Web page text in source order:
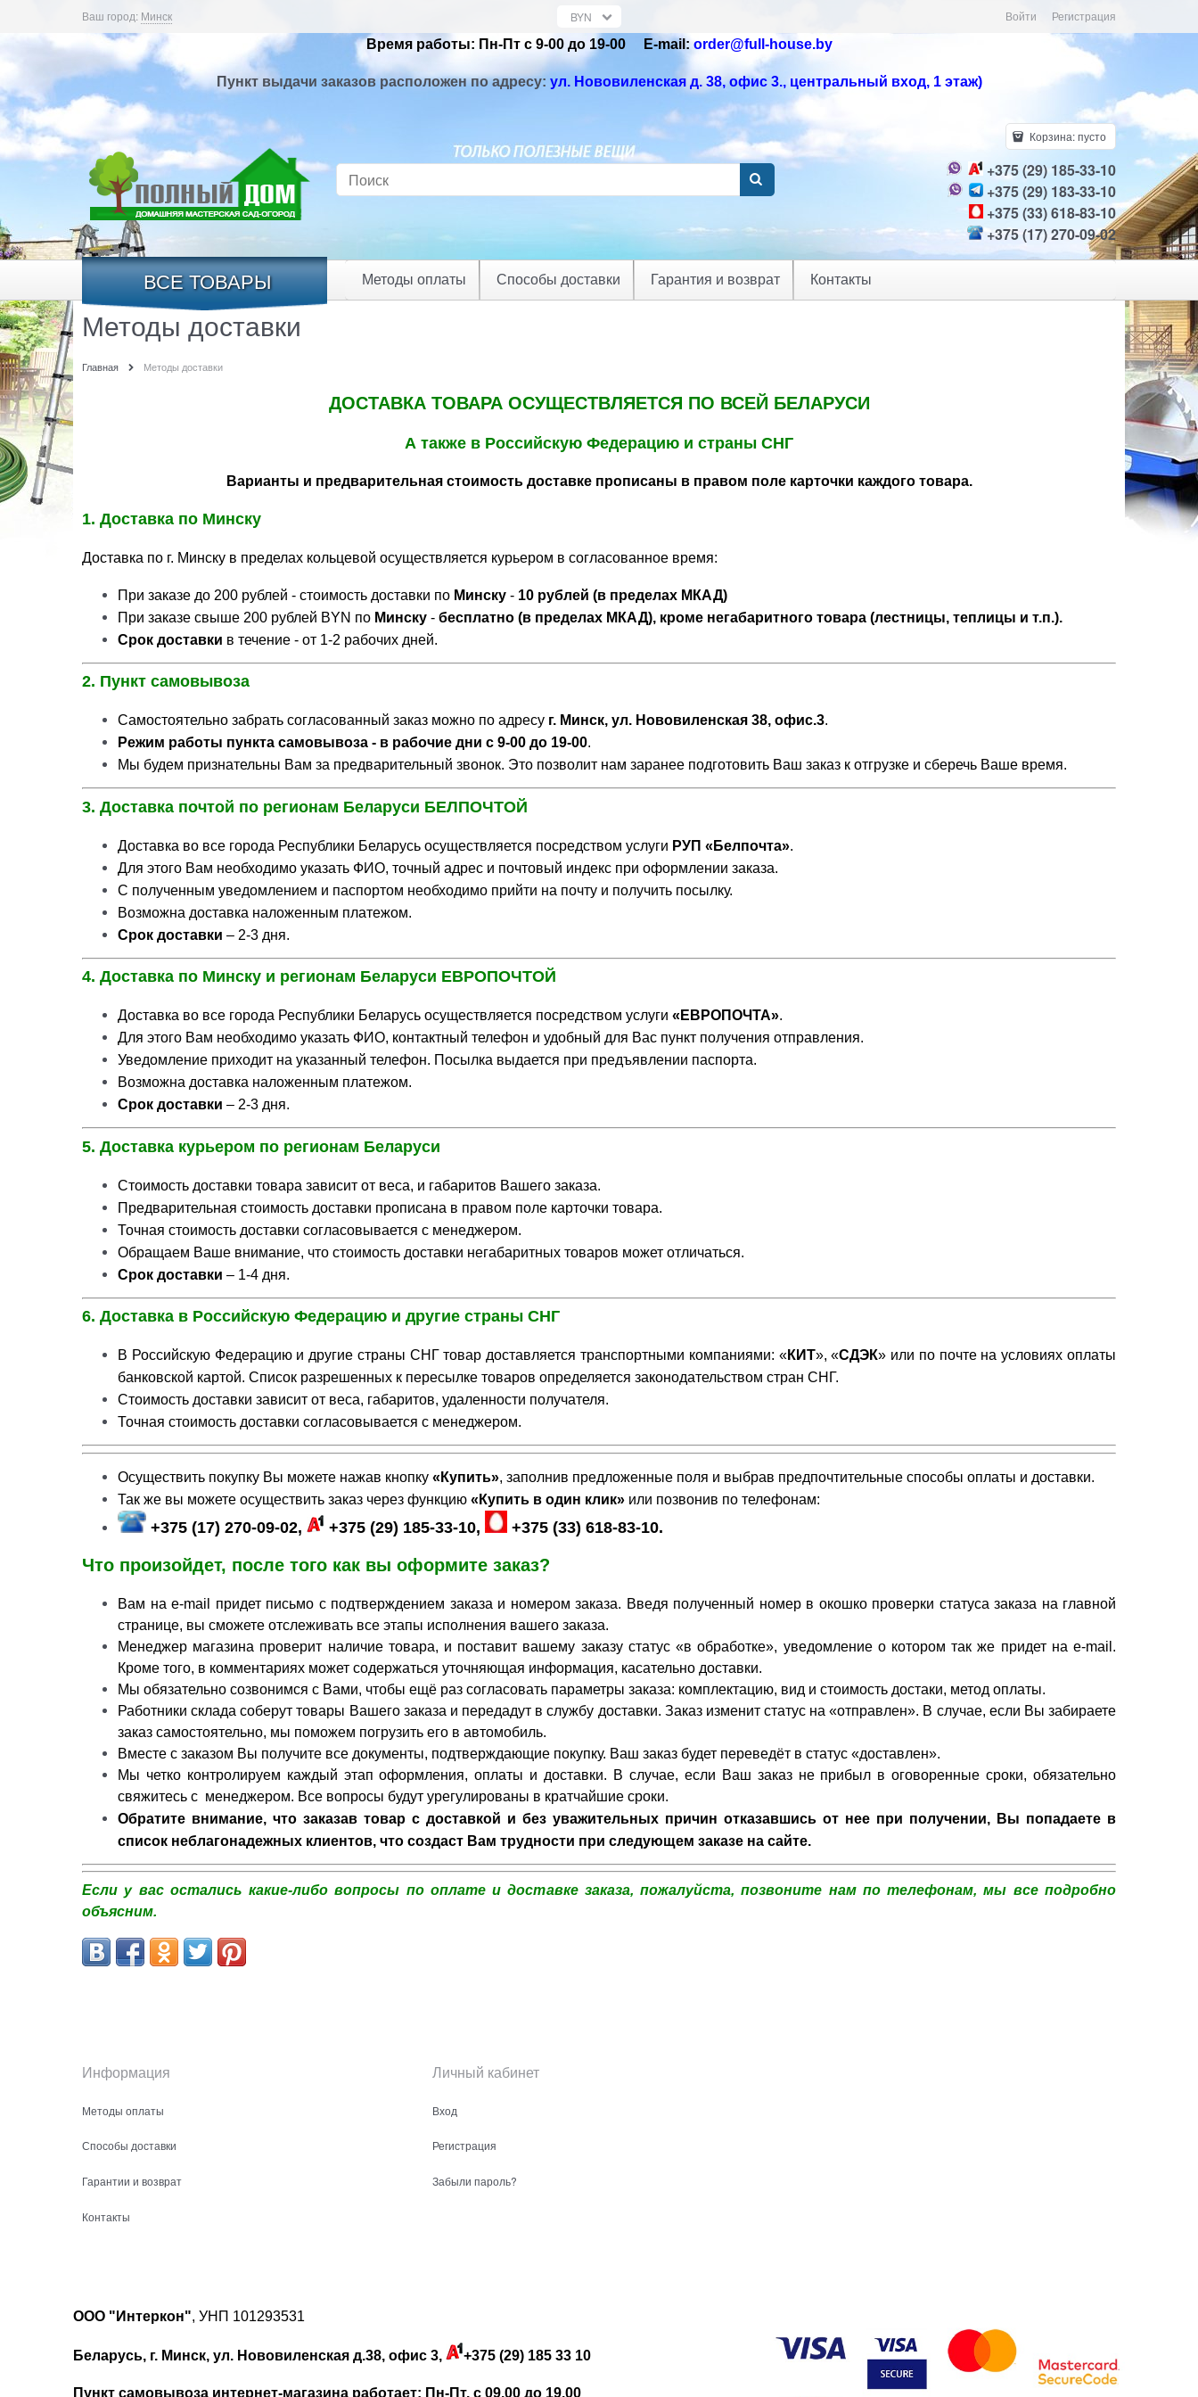
Ваш город: Минск Войти
Регистрация
Время работы: Пн-Пт с 9-00 до 19-00 Е-mail:order@full-house.by
Пункт выдачи заказов расположен по адресу: ул. Нововиленская д. 38, офис 3., центральный вход, 1 этаж)
Корзина:пусто
+375 (29) 185-33-10
+375 (29) 183-33-10
+375 (33) 618-83-10
+375 (17) 270-09-02
ВСЕ ТОВАРЫ Методы оплаты Способы доставки Гарантия и возврат Контакты
Методы доставки
Главная Методы доставки
ДОСТАВКА ТОВАРА ОСУЩЕСТВЛЯЕТСЯ ПО ВСЕЙ БЕЛАРУСИ
А также в Российскую Федерацию и страны СНГ
Варианты и предварительная стоимость доставке прописаны в правом поле карточки каждого товара.
1. Доставка по Минску
Доставка по г. Минску в пределах кольцевой осуществляется курьером в согласованное время:
При заказе до 200 рублей - стоимость доставки по Минску - 10 рублей (в пределах МКАД)
При заказе свыше 200 рублей BYN по Минску - бесплатно (в пределах МКАД), кроме негабаритного товара (лестницы, теплицы и т.п.).
Срок доставки в течение - от 1-2 рабочих дней.
2. Пункт самовывоза
Самостоятельно забрать согласованный заказ можно по адресу г. Минск, ул. Нововиленская 38, офис.3.
Режим работы пункта самовывоза - в рабочие дни с 9-00 до 19-00.
Мы будем признательны Вам за предварительный звонок. Это позволит нам заранее подготовить Ваш заказ к отгрузке и сберечь Ваше время.
3. Доставка почтой по регионам Беларуси БЕЛПОЧТОЙ
Доставка во все города Республики Беларусь осуществляется посредством услуги РУП «Белпочта».
Для этого Вам необходимо указать ФИО, точный адрес и почтовый индекс при оформлении заказа.
С полученным уведомлением и паспортом необходимо прийти на почту и получить посылку.
Возможна доставка наложенным платежом.
Срок доставки – 2-3 дня.
4. Доставка по Минску и регионам Беларуси ЕВРОПОЧТОЙ
Доставка во все города Республики Беларусь осуществляется посредством услуги «ЕВРОПОЧТА».
Для этого Вам необходимо указать ФИО, контактный телефон и удобный для Вас пункт получения отправления.
Уведомление приходит на указанный телефон. Посылка выдается при предъявлении паспорта.
Возможна доставка наложенным платежом.
Срок доставки – 2-3 дня.
5. Доставка курьером по регионам Беларуси
Стоимость доставки товара зависит от веса, и габаритов Вашего заказа.
Предварительная стоимость доставки прописана в правом поле карточки товара.
Точная стоимость доставки согласовывается с менеджером.
Обращаем Ваше внимание, что стоимость доставки негабаритных товаров может отличаться.
Срок доставки – 1-4 дня.
6. Доставка в Российскую Федерацию и другие страны СНГ
В Российскую Федерацию и другие страны СНГ товар доставляется транспортными компаниями: «КИТ», «СДЭК» или по почте на условиях оплаты
банковской картой. Список разрешенных к пересылке товаров определяется законодательством стран СНГ.
Стоимость доставки зависит от веса, габаритов, удаленности получателя.
Точная стоимость доставки согласовывается с менеджером.
Осуществить покупку Вы можете нажав кнопку «Купить», заполнив предложенные поля и выбрав предпочтительные способы оплаты и доставки.
Так же вы можете осуществить заказ через функцию «Купить в один клик» или позвонив по телефонам:
+375 (17) 270-09-02, +375 (29) 185-33-10, +375 (33) 618-83-10.
Что произойдет, после того как вы оформите заказ?
Вам на e-mail придет письмо с подтверждением заказа и номером заказа. Введя полученный номер в окошко проверки статуса заказа на главной
странице, вы сможете отслеживать все этапы исполнения вашего заказа.
Менеджер магазина проверит наличие товара, и поставит вашему заказу статус «в обработке», уведомление о котором так же придет на e-mail.
Кроме того, в комментариях может содержаться уточняющая информация, касательно доставки.
Мы обязательно созвонимся с Вами, чтобы ещё раз согласовать параметры заказа: комплектацию, вид и стоимость достаки, метод оплаты.
Работники склада соберут товары Вашего заказа и передадут в службу доставки. Заказ изменит статус на «отправлен». В случае, если Вы забираете
заказ самостоятельно, мы поможем погрузить его в автомобиль.
Вместе с заказом Вы получите все документы, подтверждающие покупку. Ваш заказ будет переведёт в статус «доставлен».
Мы четко контролируем каждый этап оформления, оплаты и доставки. В случае, если Ваш заказ не прибыл в оговоренные сроки, обязательно
свяжитесь с менеджером. Все вопросы будут урегулированы в кратчайшие сроки.
Обратите внимание, что заказав товар с доставкой и без уважительных причин отказавшись от нее при получении, Вы попадаете в
список неблагонадежных клиентов, что создаст Вам трудности при следующем заказе на сайте.
Если у вас остались какие-либо вопросы по оплате и доставке заказа, пожалуйста, позвоните нам по телефонам, мы все подробно
объясним.
Информация
Методы оплаты
Способы доставки
Гарантии и возврат
Контакты
Личный кабинет
Вход
Регистрация
Забыли пароль?
ООО "Интеркон", УНП 101293531
Беларусь, г. Минск, ул. Нововиленская д.38, офис 3, +375 (29) 185 33 10
Пункт самовывоза интернет-магазина работает: Пн-Пт. с 09.00 до 19.00